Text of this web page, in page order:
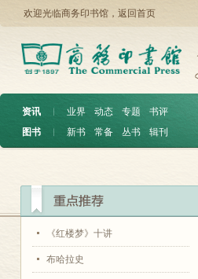
欢迎光临商务印书馆， 返回首页
资讯 ︱ 业界 动态 专题
书评
图书
︱ 新书 常备 丛书 辑刊
《红楼梦》十讲
布哈拉史